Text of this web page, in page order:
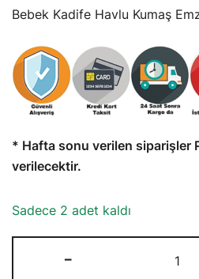
Bebek Kadife Havlu Kumaş
* Hafta sonu verilen siparişler
verilecektir.
Sadece 2 adet kaldı
-